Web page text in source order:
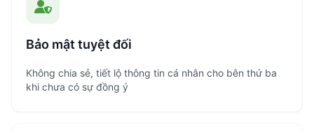
Bảo mật tuyệt đối
Không chia sẻ, tiết lộ thông tin cá nhân cho bên thứ ba
khi chưa có sự đồng ý